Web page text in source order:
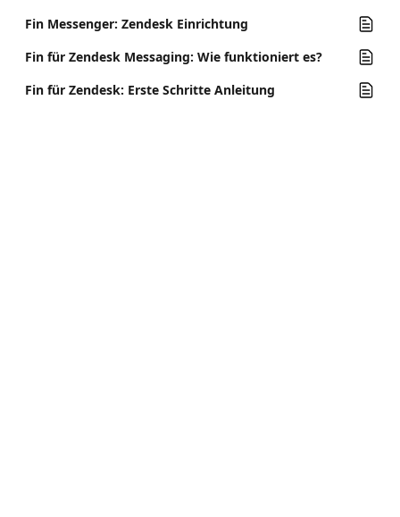
Fin Messenger: Zendesk Einrichtung
Fin für Zendesk Messaging: Wie funktioniert es?
Fin für Zendesk: Erste Schritte Anleitung